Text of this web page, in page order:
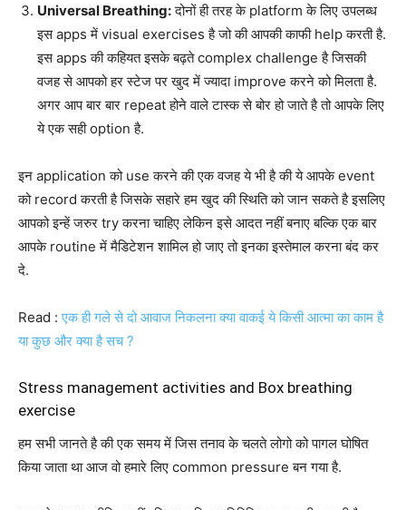
Universal Breathing:दोनों ही तरह के platform के लिए उपलब्ध
इस apps में visual exercises है जो की आपकी काफी help करती है.
इस apps की कहियत इसके बढ़ते complex challenge है जिसकी
वजह से आपको हर स्टेज पर खुद में ज्यादा improve करने को मिलता है.
अगर आप बार बार repeat होने वाले टास्क से बोर हो जाते है तो आपके लिए
ये एक सही option है.
इन application को use करने की एक वजह ये भी है की ये आपके event
को record करती है जिसके सहारे हम खुद की स्थिति को जान सकते है इसलिए
आपको इन्हें जरुर try करना चाहिए लेकिन इसे आदत नहीं बनाए बल्कि एक बार
आपके routine में मैडिटेशन शामिल हो जाए तो इनका इस्तेमाल करना बंद कर
दे.
Read :एक ही गले से दो आवाज निकलना क्या वाकई ये किसी आत्मा का काम है
या कुछ और क्या है सच ?
Stress management activities and Box breathing
exercise
हम सभी जानते है की एक समय में जिस तनाव के चलते लोगो को पागल घोषित
किया जाता था आज वो हमारे लिए common pressure बन गया है.